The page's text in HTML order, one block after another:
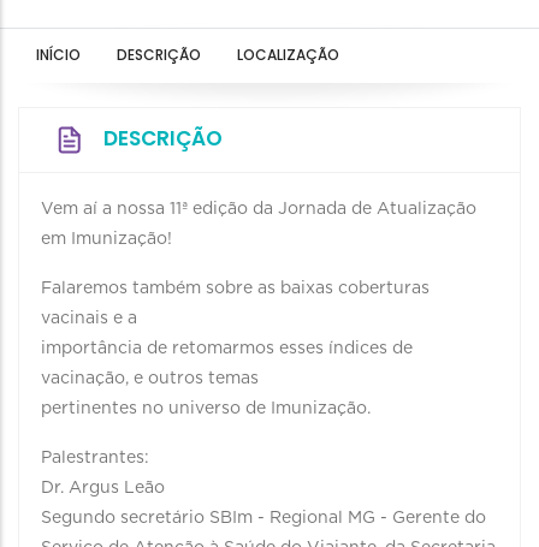
INÍCIO DESCRIÇÃO LOCALIZAÇÃO
DESCRIÇÃO
Vem aí a nossa 11ª edição da Jornada de Atualização
em Imunização!
Falaremos também sobre as baixas coberturas
vacinais e a
importância de retomarmos esses índices de
vacinação, e outros temas
pertinentes no universo de Imunização.
Palestrantes:
Dr. Argus Leão
Segundo secretário SBIm - Regional MG - Gerente do